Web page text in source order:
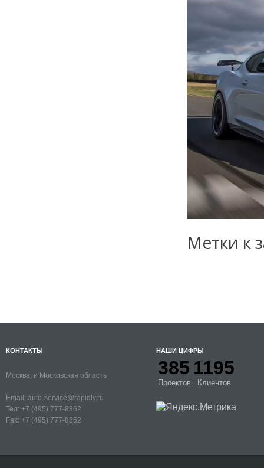
Метки к
КОНТАКТЫ
Москва, и Московская область
Email: auto-service@rapidly.ru
Тел: +7 (495) 777-8862
Fax: +7 (495) 777-8862
НАШИ ЦИФРЫ
385
Проектов
1195
Клиентов